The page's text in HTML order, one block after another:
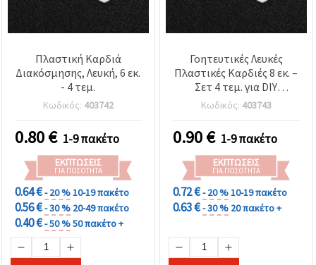
Πλαστική Καρδιά
Διακόσμησης, Λευκή, 6 εκ.
- 4 τεμ.
Κωδικός: 403742
0.80€ 1-9 πακέτο
ΕΚΠΤΏΣΕΙΣ
ΓΙΑ ΠΟΣΌΤΗΤΑ
0.64 €- 20 %10-19 πακέτο
0.56 €- 30 % 20-49 πακέτο
0.40 €- 50 %50 πακέτο +
Γοητευτικές Λευκές
Πλαστικές Καρδιές 8 εκ. –
Σετ 4 τεμ. για DIY
Χειροτεχνίες και Γιορτινή
Διακόσμηση
Κωδικός: 403743
0.90€ 1-9 πακέτο
ΕΚΠΤΏΣΕΙΣ
ΓΙΑ ΠΟΣΌΤΗΤΑ
0.72 €- 20 %10-19 πακέτο
0.63 €- 30 % 20 πακέτο +